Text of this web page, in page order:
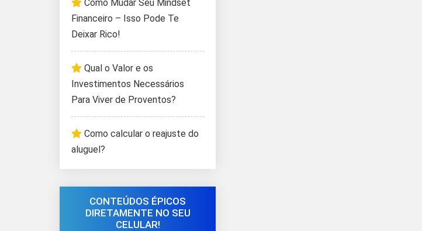
Como Mudar Seu Mindset
Financeiro – Isso Pode Te
Deixar Rico!
Qual o Valor e os
Investimentos Necessários
Para Viver de Proventos?
Como calcular o reajuste do
aluguel?
CONTEÚDOS ÉPICOS
DIRETAMENTE NO SEU
CELULAR!